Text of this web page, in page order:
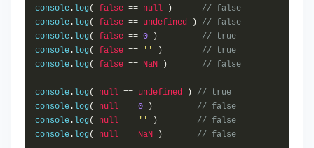
console . log( false == null )
// false
console . log( false == undefined )
// false
console . log( false == 0 )
// true
console . log( false == '' )
// true
console . log( false == NaN ) // false
console . log( null == undefined )
// true
console . log( null == 0 )
// false
console . log( null == '' )
// false
console . log( null == NaN ) // false